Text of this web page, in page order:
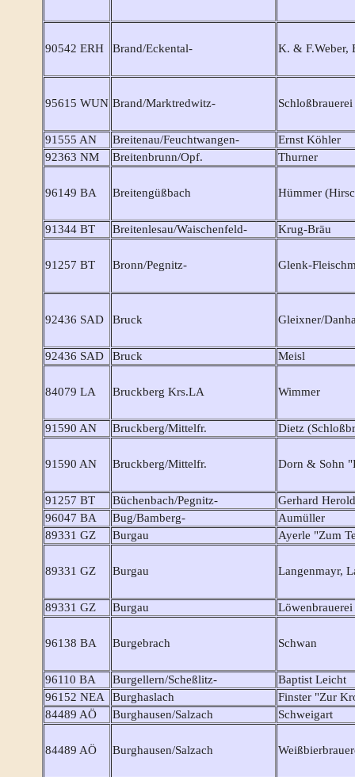
90542 ERH Brand/Eckental- K. & F.Weber,
95615 WUN Brand/Marktredwitz- Schloßbrauerei
91555 AN Breitenau/Feuchtwangen-
Ernst Köhler
92363 NM
Breitenbrunn/Opf. Thurner
96149 BA Breitengüßbach Hümmer
91344 BT Breitenlesau/Waischenfeld- Krug-Bräu
91257 BT Bronn/Pegnitz- Glenk-
92436 SAD Bruck Gleixner/
92436 SAD Bruck Meisl
84079 LA Bruckberg Krs.LA Wimmer
91590 AN Bruckberg/Mittelfr. Dietz
91590 AN Bruckberg/Mittelfr. Dorn & Sohn
91257 BT Büchenbach/Pegnitz-
Gerhard
96047 BA
Bug/Bamberg-
Aumüller
89331 GZ
Burgau Ayerle "Zum
89331 GZ Burgau Langenmayr,
89331 GZ Burgau Löwenbrauerei
96138 BA Burgebrach Schwan
96110 BA Burgellern/Scheßlitz-
Baptist Leicht
96152 NEA
Burghaslach
Finster "Zur
84489 AÖ
Burghausen/Salzach Schweigart
84489 AÖ Burghausen/Salzach